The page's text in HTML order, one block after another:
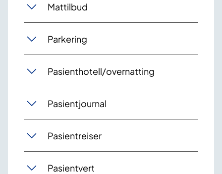
Mattilbud
Parkering
Pasienthotell/overnatting
Pasientjournal
Pasientreiser
Pasientvert